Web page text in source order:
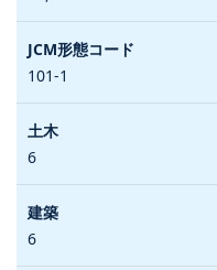
101-1
6
6